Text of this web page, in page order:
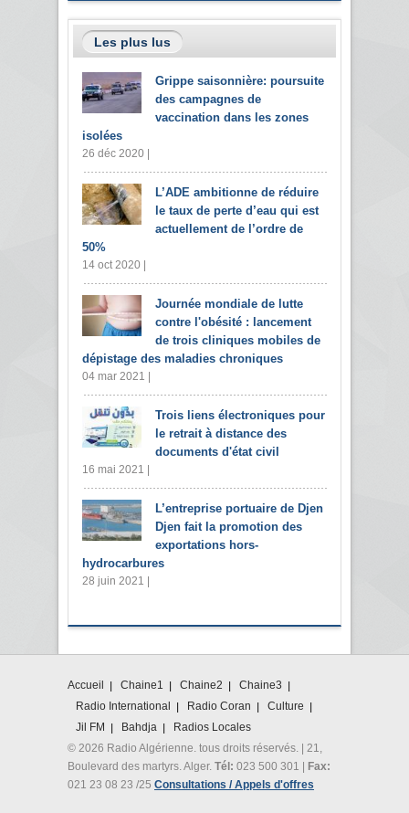
Les plus lus
Grippe saisonnière: poursuite
des campagnes de
vaccination dans les zones
isolées
26 déc 2020 |
L’ADE ambitionne de réduire
le taux de perte d’eau qui est
actuellement de l’ordre de
50%
14 oct 2020 |
Journée mondiale de lutte
contre l'obésité : lancement
de trois cliniques mobiles de
dépistage des maladies chroniques
04 mar 2021 |
Trois liens électroniques pour
le retrait à distance des
documents d'état civil
16 mai 2021 |
L’entreprise portuaire de Djen
Djen fait la promotion des
exportations hors-
hydrocarbures
28 juin 2021 |
Accueil Chaine1 Chaine2
Chaine3
Radio International
Radio Coran
Culture
Jil FM
Bahdja
Radios Locales
© 2026 Radio Algérienne. tous droits réservés. | 21,
Boulevard des martyrs. Alger. Tél: 023 500 301 | Fax:
021 23 08 23 /25 Consultations / Appels d'offres